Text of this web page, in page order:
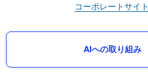
コーポレートサイト
AIへの取り組み